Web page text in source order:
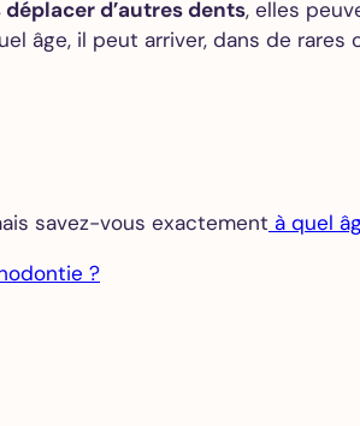
d’autres dents, elles
âge, il peut arriver, dans de
savez-vous exactement à quel
?